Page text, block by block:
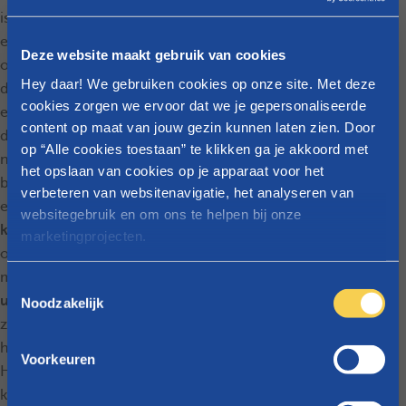
Deze website maakt gebruik van cookies
Hey daar! We gebruiken cookies op onze site. Met deze
cookies zorgen we ervoor dat we je gepersonaliseerde
content op maat van jouw gezin kunnen laten zien. Door
op “Alle cookies toestaan” te klikken ga je akkoord met
het opslaan van cookies op je apparaat voor het
verbeteren van websitenavigatie, het analyseren van
websitegebruik en om ons te helpen bij onze
marketingprojecten.
welke cookies we gebruiken.
T
o
e
s
t
Noodzakelijk
Voorkeuren
is echter dat elke test ook
een
oordeel kan voor kinderen
die slecht scoren, maar
evengoed voor kinderen
die goed scoren, een
negatieve uitkomst
brengen. Enerzijds kan het
ervoor zorgen dat
kinderen die goed scoren
op taalgebied, nadien
misschien
uitdagingenaangeboden
zullen krijgen (want zij
hebben het niet nodig).
Hierdoor vertraAnderzijds
kan het ook